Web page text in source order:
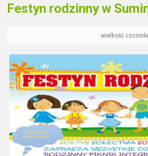
Festyn rodzinny w
wielkość czcionki